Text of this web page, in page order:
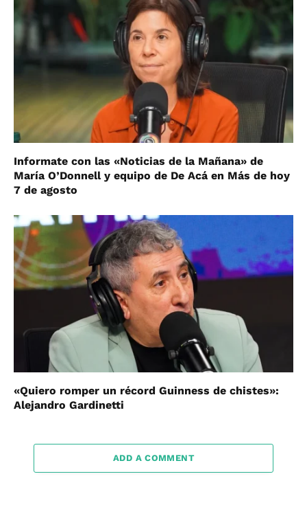
Informate con las «Noticias de la Mañana» de
María O’Donnell y equipo de De Acá en Más de hoy
7 de agosto
«Quiero romper un récord Guinness de chistes»:
Alejandro Gardinetti
ADD A COMMENT